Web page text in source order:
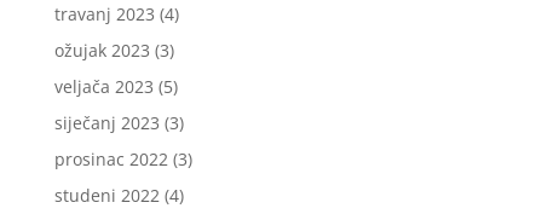
travanj 2023 (4)
ožujak 2023 (3)
veljača 2023 (5)
siječanj 2023 (3)
prosinac 2022(3)
studeni 2022(4)